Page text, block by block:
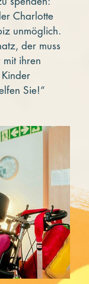
Charlotte
unmöglich.
der muss
ihren
Sie!“